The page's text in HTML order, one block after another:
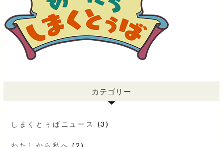
カテゴリー
しまくとぅばニュース (3)
わたしから私へ (2)